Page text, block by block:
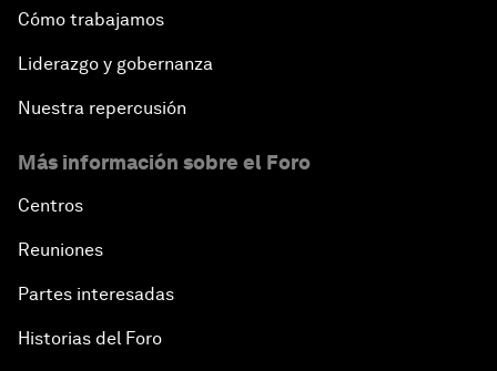
Cómo trabajamos
Liderazgo y gobernanza
Nuestra repercusión
Más información sobre el Foro
Centros
Reuniones
Partes interesadas
Historias del Foro